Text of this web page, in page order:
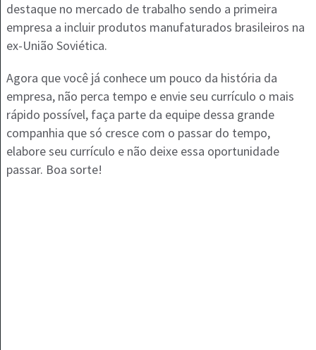
destaque no mercado de trabalho sendo a primeira
empresa a incluir produtos manufaturados brasileiros na
ex-União Soviética.
Agora que você já conhece um pouco da história da
empresa, não perca tempo e envie seu currículo o mais
rápido possível, faça parte da equipe dessa grande
companhia que só cresce com o passar do tempo,
elabore seu currículo e não deixe essa oportunidade
passar. Boa sorte!